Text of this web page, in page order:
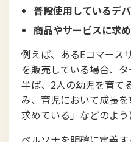
普段使用しているデ
商品やサービスに求
例えば、あるEコマース
を販売している場合、
半ば、2人の幼児を育て
み、育児において成長
求めている」などのよう